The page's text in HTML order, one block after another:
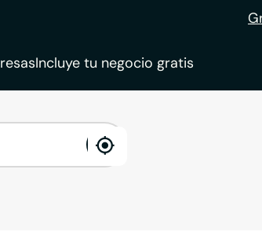
Incluye tu negocio gratis
enable